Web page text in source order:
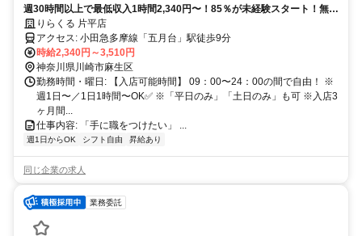
週30時間以上で最低収入1時間2,340円〜！85％が未経験スタート！無料
トレで一生モノの技術を習得✅好きな時間に収入を得られます⏰【神奈
川県川崎市麻生区片平】
りらくる 片平店
アクセス: 小田急多摩線「五月台」駅徒歩9分
時給2,340円～3,510円
神奈川県川崎市麻生区
勤務時間・曜日: 【入店可能時間】 09：00〜24：00の間で自由！ ※
週1日〜／1日1時間〜OK✅ ※「平日のみ」「土日のみ」も可 ※入店3
ヶ月間...
仕事内容: 「手に職をつけたい」 ...
週1日からOK シフト自由 昇給あり
同じ企業の求人
業務委託